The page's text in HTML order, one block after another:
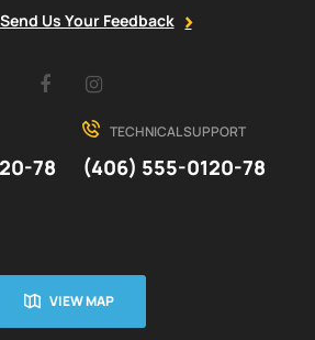
Send Us Your Feedback
Facebook
78
TECHNICAL SUPPORT
(406) 555-0120-78
VIEW MAP